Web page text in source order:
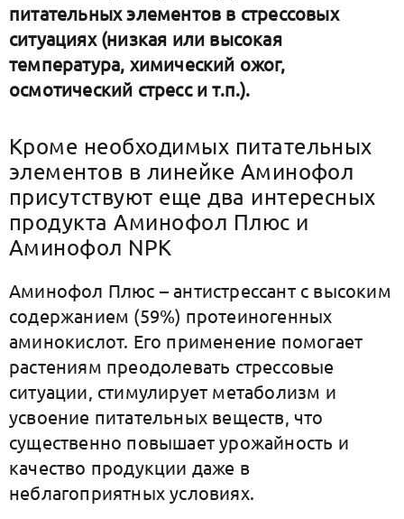
питательных элементов в стрессовых
ситуациях (низкая или высокая
температура, химический ожог,
осмотический стресс и т.п.).
Кроме необходимых питательных
элементов в линейке Аминофол
присутствуют еще два интересных
продукта Аминофол Плюс и
Аминофол NPK
Аминофол Плюс – антистрессант с высоким
содержанием (59%) протеиногенных
аминокислот. Его применение помогает
растениям преодолевать стрессовые
ситуации, стимулирует метаболизм и
усвоение питательных веществ, что
существенно повышает урожайность и
качество продукции даже в
неблагоприятных условиях.